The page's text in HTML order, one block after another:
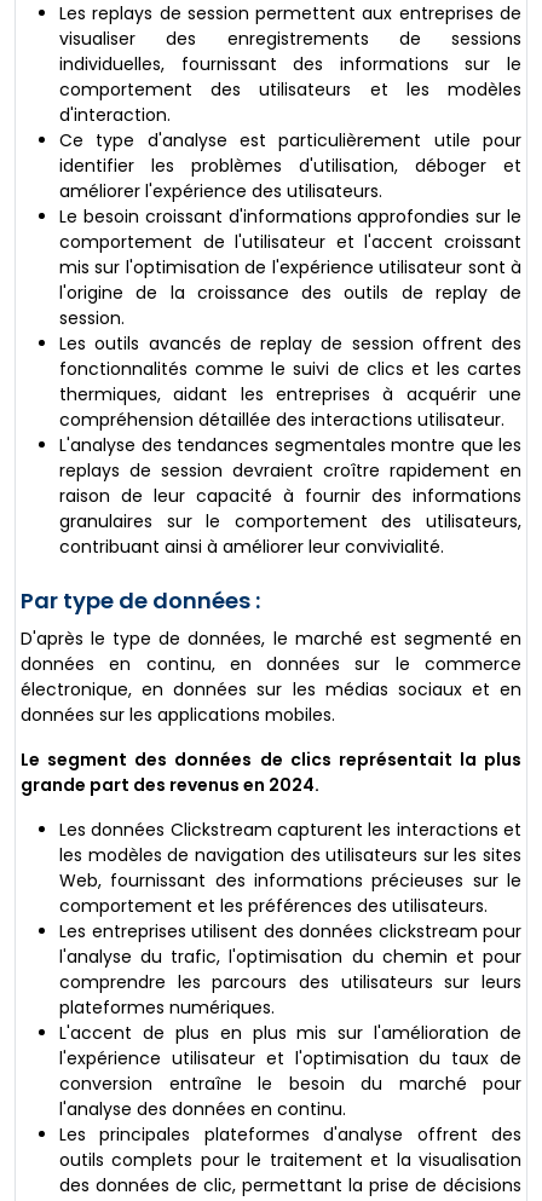
Les replays de session permettent aux entreprises de
visualiser des enregistrements de sessions
individuelles, fournissant des informations sur le
comportement des utilisateurs et les modèles
d'interaction.
Ce type d'analyse est particulièrement utile pour
identifier les problèmes d'utilisation, déboger et
améliorer l'expérience des utilisateurs.
Le besoin croissant d'informations approfondies sur le
comportement de l'utilisateur et l'accent croissant
mis sur l'optimisation de l'expérience utilisateur sont à
l'origine de la croissance des outils de replay de
session.
Les outils avancés de replay de session offrent des
fonctionnalités comme le suivi de clics et les cartes
thermiques, aidant les entreprises à acquérir une
compréhension détaillée des interactions utilisateur.
L'analyse des tendances segmentales montre que les
replays de session devraient croître rapidement en
raison de leur capacité à fournir des informations
granulaires sur le comportement des utilisateurs,
contribuant ainsi à améliorer leur convivialité.
Par type de données :
D'après le type de données, le marché est segmenté en
données en continu, en données sur le commerce
électronique, en données sur les médias sociaux et en
données sur les applications mobiles.
Le segment des données de clics représentait la plus
grande part des revenus en 2024.
Les données Clickstream capturent les interactions et
les modèles de navigation des utilisateurs sur les sites
Web, fournissant des informations précieuses sur le
comportement et les préférences des utilisateurs.
Les entreprises utilisent des données clickstream pour
l'analyse du trafic, l'optimisation du chemin et pour
comprendre les parcours des utilisateurs sur leurs
plateformes numériques.
L'accent de plus en plus mis sur l'amélioration de
l'expérience utilisateur et l'optimisation du taux de
conversion entraîne le besoin du marché pour
l'analyse des données en continu.
Les principales plateformes d'analyse offrent des
outils complets pour le traitement et la visualisation
des données de clic, permettant la prise de décisions